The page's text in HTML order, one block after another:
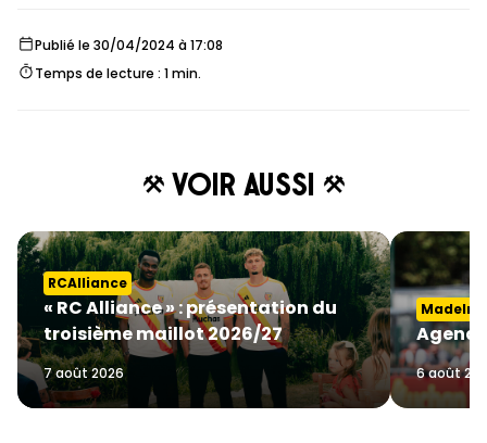
Publié le 30/04/2024 à 17:08
Temps de lecture : 1 min.
Voir aussi
RCAlliance
« RC Alliance » : présentation du
troisième maillot 2026/27
7 août 2026 6 août